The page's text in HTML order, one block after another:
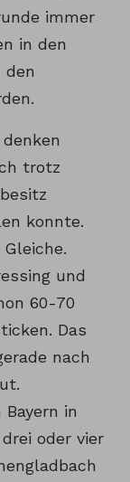
immer
in den
den
trotz
konnte.
und
60-70
Das
nach
in
oder vier